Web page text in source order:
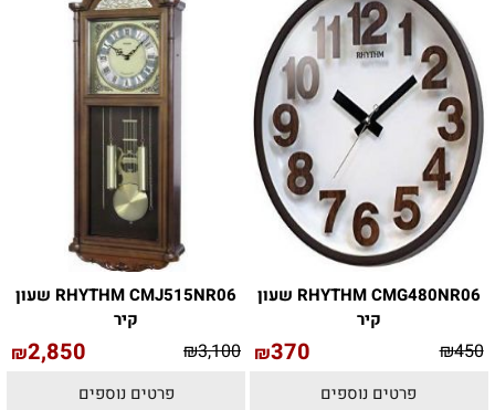
RHYTHM CMG480NR06 שעון
קיר
₪450
₪370
פרטים נוספים
RHYTHM CMJ515NR06 שעון
קיר
₪3,100
₪2,850
פרטים נוספים